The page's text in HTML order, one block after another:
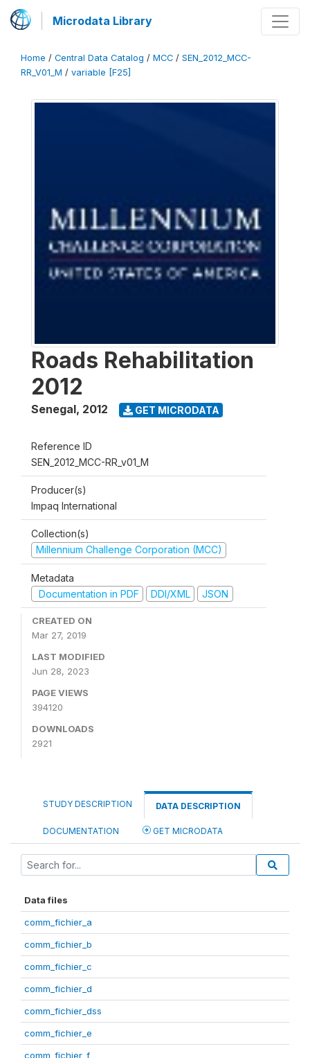
Microdata Library
Home / Central Data Catalog / MCC / SEN_2012_MCC-
RR_V01_M / variable [F25]
Roads Rehabilitation
2012
Senegal, 2012 GET MICRODATA
Reference ID
SEN_2012_MCC-RR_v01_M
Producer(s)
Impaq International
Collection(s)
Millennium Challenge Corporation (MCC)
Metadata
Documentation in PDF
DDI/XML JSON
CREATED ON
Mar 27, 2019
LAST MODIFIED
Jun 28, 2023
PAGE VIEWS
394120
DOWNLOADS
2921
STUDY DESCRIPTION DATA DESCRIPTION
DOCUMENTATION GET MICRODATA
Data files
comm_fichier_a
comm_fichier_b
comm_fichier_c
comm_fichier_d
comm_fichier_dss
comm_fichier_e
comm_fichier_f